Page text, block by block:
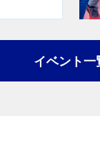
イベント一